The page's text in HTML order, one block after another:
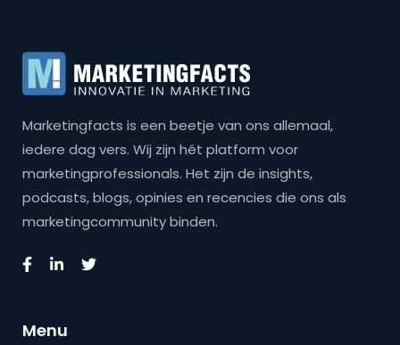
Marketingfacts is een beetje van ons allemaal,
iedere dag vers. Wij zijn hét platform voor
marketingprofessionals. Het zijn de insights,
podcasts, blogs, opinies en recencies die ons als
marketingcommunity binden.
Menu